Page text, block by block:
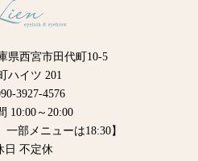
県西宮市田代町10-5
ハイツ 201
3927-4576
10:00～20:00
一部メニューは18:30】
日 不定休